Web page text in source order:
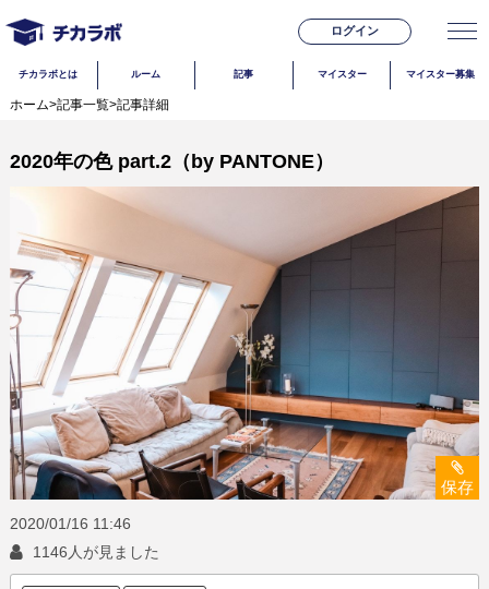
ログイン
チカラボとは ルーム 記事 マイスター マイスター募集
ホーム>記事一覧>記事詳細
2020年の色 part.2（by PANTONE）
保存
2020/01/16 11:46
1146人が見ました